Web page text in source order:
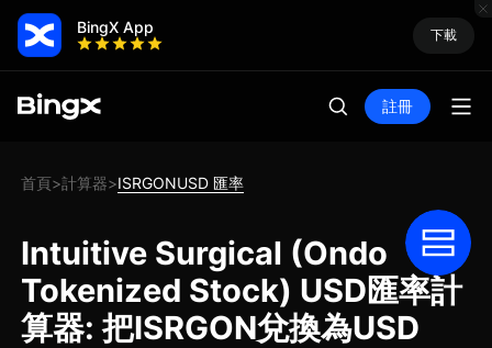
BingX App 下載
註冊
首頁>計算器>ISRGONUSD 匯率
Intuitive Surgical (Ondo
Tokenized Stock) USD匯率計
算器: 把ISRGON兌換為USD